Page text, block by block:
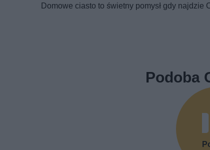
Domowe ciasto to świetny pomysł gdy najdzie
Podoba